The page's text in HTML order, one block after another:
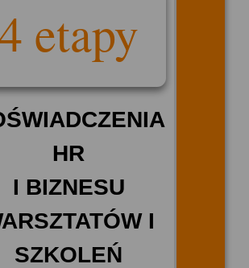
etapy
HR
I BIZNESU
I
SZKOLEŃ